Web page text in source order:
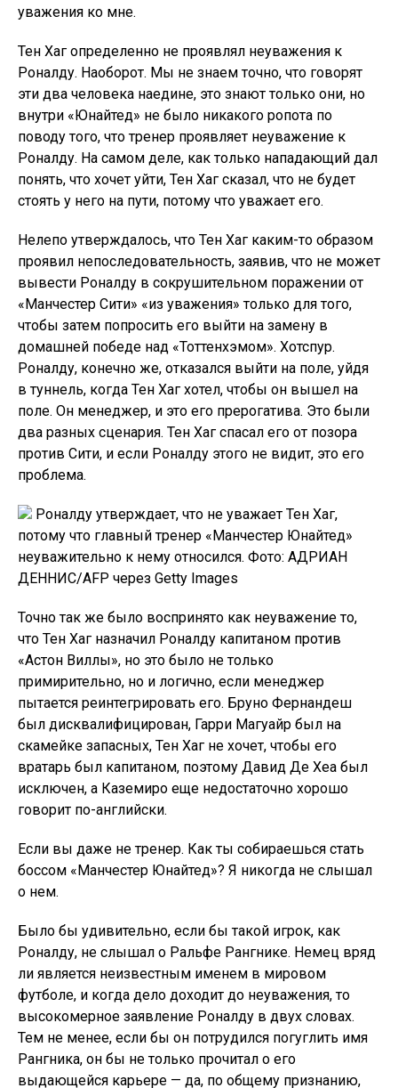
уважения ко мне.
Тен Хаг определенно не проявлял неуважения к
Роналду. Наоборот. Мы не знаем точно, что говорят
эти два человека наедине, это знают только они, но
внутри «Юнайтед» не было никакого ропота по
поводу того, что тренер проявляет неуважение к
Роналду. На самом деле, как только нападающий дал
понять, что хочет уйти, Тен Хаг сказал, что не будет
стоять у него на пути, потому что уважает его.
Нелепо утверждалось, что Тен Хаг каким-то образом
проявил непоследовательность, заявив, что не может
вывести Роналду в сокрушительном поражении от
«Манчестер Сити» «из уважения» только для того,
чтобы затем попросить его выйти на замену в
домашней победе над «Тоттенхэмом». Хотспур.
Роналду, конечно же, отказался выйти на поле, уйдя
в туннель, когда Тен Хаг хотел, чтобы он вышел на
поле. Он менеджер, и это его прерогатива. Это были
два разных сценария. Тен Хаг спасал его от позора
против Сити, и если Роналду этого не видит, это его
проблема.
Роналду утверждает, что не уважает Тен Хаг,
потому что главный тренер «Манчестер Юнайтед»
неуважительно к нему относился. Фото: АДРИАН
ДЕННИС/AFP через Getty Images
Точно так же было воспринято как неуважение то,
что Тен Хаг назначил Роналду капитаном против
«Астон Виллы», но это было не только
примирительно, но и логично, если менеджер
пытается реинтегрировать его. Бруно Фернандеш
был дисквалифицирован, Гарри Магуайр был на
скамейке запасных, Тен Хаг не хочет, чтобы его
вратарь был капитаном, поэтому Давид Де Хеа был
исключен, а Каземиро еще недостаточно хорошо
говорит по-английски.
Если вы даже не тренер. Как ты собираешься стать
боссом «Манчестер Юнайтед»? Я никогда не слышал
о нем.
Было бы удивительно, если бы такой игрок, как
Роналду, не слышал о Ральфе Рангнике. Немец вряд
ли является неизвестным именем в мировом
футболе, и когда дело доходит до неуважения, то
высокомерное заявление Роналду в двух словах.
Тем не менее, если бы он потрудился погуглить имя
Рангника, он бы не только прочитал о его
выдающейся карьере — да, по общему признанию,